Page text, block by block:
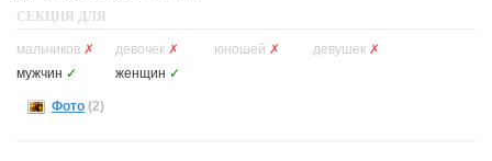
СЕКЦИЯ ДЛЯ
мальчиков ✗ девочек ✗ юношей ✗ девушек ✗
мужчин ✓ женщин ✓
Фото (2)